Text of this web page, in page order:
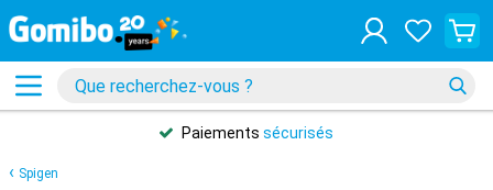
Paiements sécurisés
Spigen